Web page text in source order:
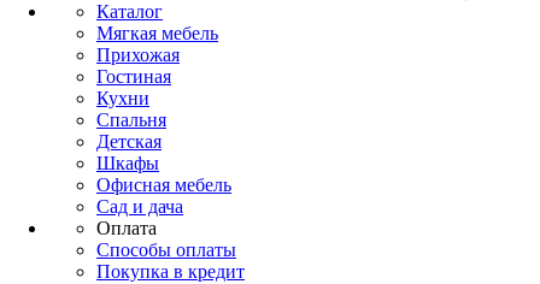
Каталог
Мягкая мебель
Прихожая
Гостиная
Кухни
Спальня
Детская
Шкафы
Офисная мебель
Сад и дача
Оплата
Способы оплаты
Покупка в кредит